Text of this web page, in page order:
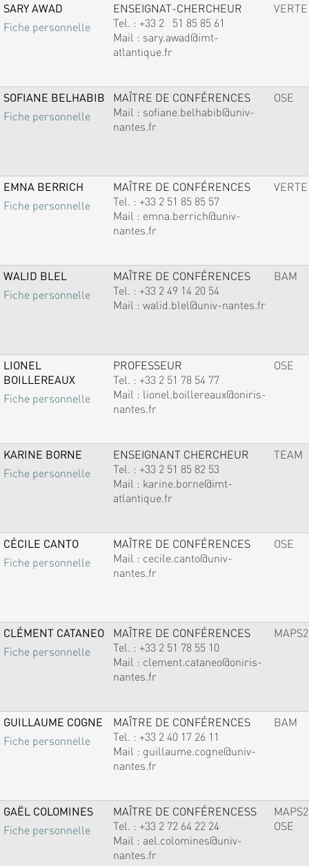
SARY AWAD
Fiche personnelle
ENSEIGNAT-CHERCHEUR
Tel. : +33 2 51 85 85 61
Mail : sary.awad@imt-
atlantique.fr
VERTE
SOFIANE BELHABIB
Fiche personnelle
MAÎTRE DE CONFÉRENCES
Mail : sofiane.belhabib@univ-
nantes.fr
OSE
EMNA BERRICH
Fiche personnelle
MAÎTRE DE CONFÉRENCES
Tel. : +33 2 51 85 85 57
Mail : emna.berrich@univ-
nantes.fr
VERTE
WALID BLEL
Fiche personnelle
MAÎTRE DE CONFÉRENCES
Tel. : +33 2 49 14 20 54
Mail : walid.blel@univ-nantes.fr
BAM
LIONEL
BOILLEREAUX
Fiche personnelle
PROFESSEUR
Tel. : +33 2 51 78 54 77
Mail : lionel.boillereaux@oniris-
nantes.fr
OSE
KARINE BORNE
Fiche personnelle
ENSEIGNANT CHERCHEUR
Tel. : +33 2 51 85 82 53
Mail : karine.borne@imt-
atlantique.fr
TEAM
CÉCILE CANTO
Fiche personnelle
MAÎTRE DE CONFÉRENCES
Mail : cecile.canto@univ-
nantes.fr
OSE
CLÉMENT CATANEO
Fiche personnelle
MAÎTRE DE CONFÉRENCES
Tel. : +33 2 51 78 55 10
Mail : clement.cataneo@oniris-
nantes.fr
MAPS2
GUILLAUME COGNE
Fiche personnelle
MAÎTRE DE CONFÉRENCES
Tel. : +33 2 40 17 26 11
Mail : guillaume.cogne@univ-
nantes.fr
BAM
GAËL COLOMINES
Fiche personnelle
MAÎTRE DE CONFÉRENCESS
Tel. : +33 2 72 64 22 24
Mail : ael.colomines@univ-
nantes.fr
MAPS2
OSE